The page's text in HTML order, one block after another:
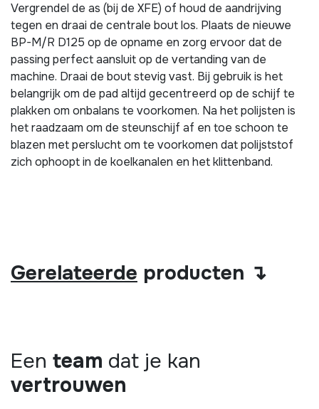
Vergrendel de as (bij de XFE) of houd de aandrijving
tegen en draai de centrale bout los. Plaats de nieuwe
BP-M/R D125 op de opname en zorg ervoor dat de
passing perfect aansluit op de vertanding van de
machine. Draai de bout stevig vast. Bij gebruik is het
belangrijk om de pad altijd gecentreerd op de schijf te
plakken om onbalans te voorkomen. Na het polijsten is
het raadzaam om de steunschijf af en toe schoon te
blazen met perslucht om te voorkomen dat polijststof
zich ophoopt in de koelkanalen en het klittenband.
Gerelateerde producten ↴
Een team dat je kan
vertrouwen